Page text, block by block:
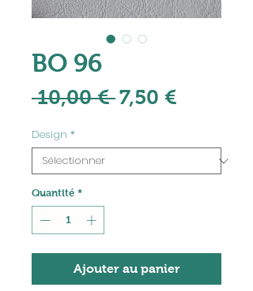
BO 96
10,00 € Prix
7,50 €
Design *
Quantité *
Ajouter au panier